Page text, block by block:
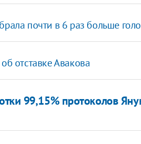
почти в 6 раз больше
отставке Авакова
99,15% протоколов